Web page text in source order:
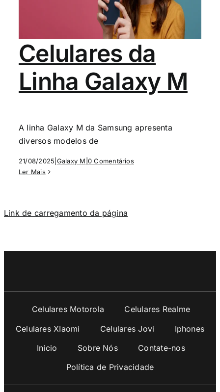
Celulares da
Linha Galaxy M
A linha Galaxy M da Samsung apresenta
diversos modelos de
21/08/2025 Galaxy M 0 Comentários
Ler Mais
Link de carregamento da página
Celulares Motorola
Celulares Realme
Celulares XIaomi
Celulares Jovi
Iphones
Inicio
Sobre Nós
Contate-nos
Política de Privacidade